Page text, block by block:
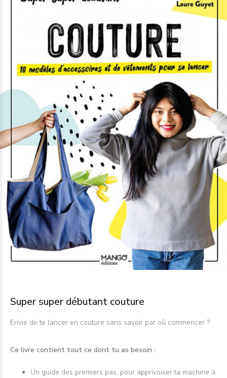
Super super débutant couture
Envie de te lancer en couture sans savoir par où commencer ?
Ce livre contient tout ce dont tu as besoin :
Un guide des premiers pas, pour apprivoiser ta machine à